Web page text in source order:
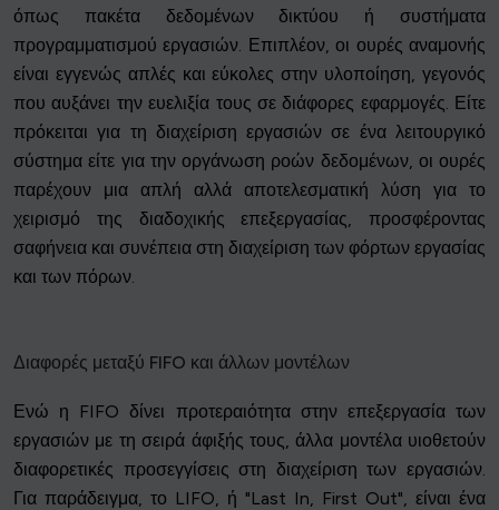
όπως πακέτα δεδομένων δικτύου ή συστήματα
προγραμματισμού εργασιών. Επιπλέον, οι ουρές αναμονής
είναι εγγενώς απλές και εύκολες στην υλοποίηση, γεγονός
που αυξάνει την ευελιξία τους σε διάφορες εφαρμογές. Είτε
πρόκειται για τη διαχείριση εργασιών σε ένα λειτουργικό
σύστημα είτε για την οργάνωση ροών δεδομένων, οι ουρές
παρέχουν μια απλή αλλά αποτελεσματική λύση για το
χειρισμό της διαδοχικής επεξεργασίας, προσφέροντας
σαφήνεια και συνέπεια στη διαχείριση των φόρτων εργασίας
και των πόρων.
Διαφορές μεταξύ FIFO και άλλων μοντέλων
Ενώ η FIFO δίνει προτεραιότητα στην επεξεργασία των
εργασιών με τη σειρά άφιξής τους, άλλα μοντέλα υιοθετούν
διαφορετικές προσεγγίσεις στη διαχείριση των εργασιών.
Για παράδειγμα, το LIFO, ή "Last In, First Out", είναι ένα